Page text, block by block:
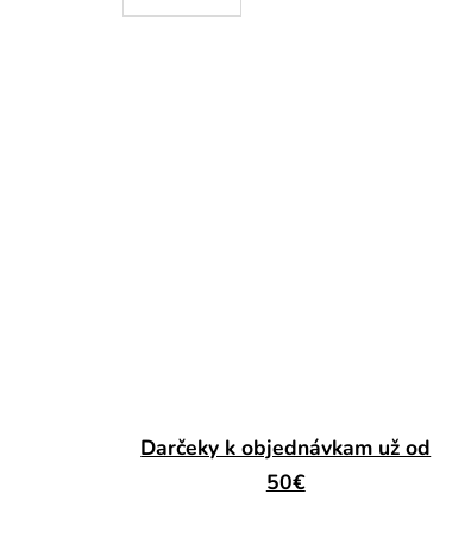
Darčeky k objednávkam už od
50€